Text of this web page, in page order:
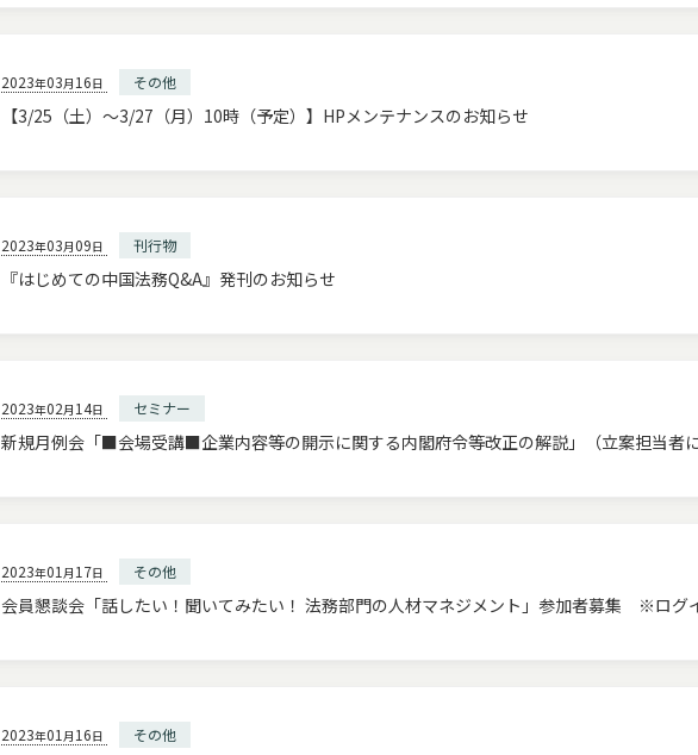
2023年03月 16日 その他
【3/25（土）～3/27（月）10時（予定）】HPメンテナンスのお知らせ
2023年03月09日 刊行物
『はじめての中国法務Q&A』発刊のお知らせ
2023年02月 14日 セミナー
新規月例会「■会場受講■企業内容等の開示に関する内閣府令等改正の解説」（立案担当
2023年01 月 17日 その他
会員懇談会「話したい！聞いてみたい！ 法務部門の人材マネジメント」参加者募集 ※ログ
2023年01 月 16日 その他